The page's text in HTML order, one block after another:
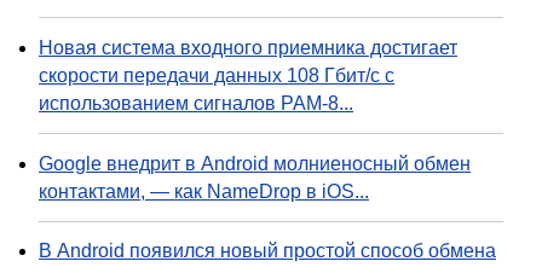
Новая система входного приемника достигает
скорости передачи данных 108 Гбит/с с
использованием сигналов PAM-8...
Google внедрит в Android молниеносный обмен
контактами, — как NameDrop в iOS...
В Android появился новый простой способ обмена